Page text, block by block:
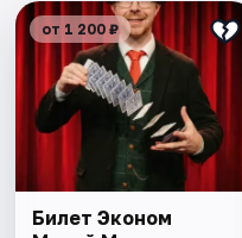
от 1 200 ₽
Билет Эконом